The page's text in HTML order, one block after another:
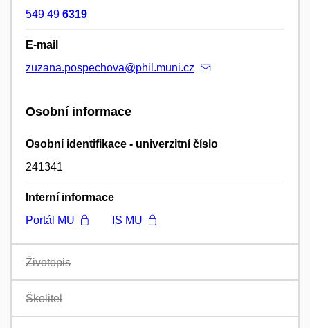
549 49 6319
E-mail
zuzana.pospechova@phil.muni.cz
Osobní informace
Osobní identifikace - univerzitní číslo
241341
Interní informace
Portál MU
IS MU
Životopis
Školitel